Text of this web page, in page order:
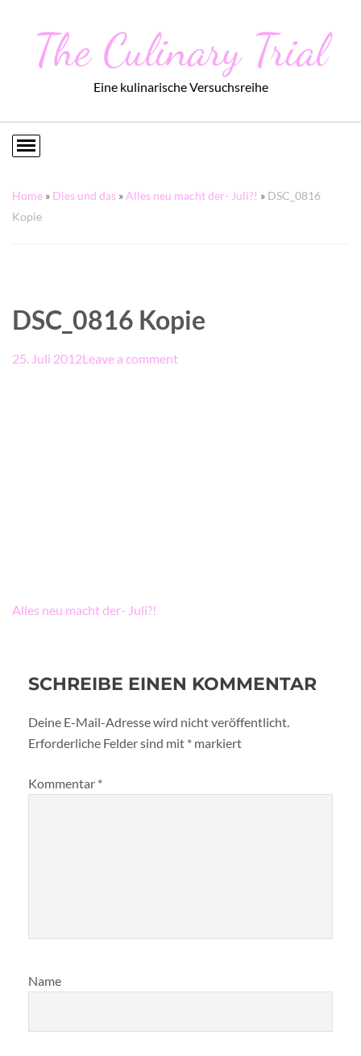
The Culinary Trial
Eine kulinarische Versuchsreihe
Home » Dies und das »Alles neu macht der- Juli?! » DSC_0816
Kopie
DSC_0816 Kopie
25. Juli 2012Leave a comment
Beitragsnavigation
Alles neu macht der- Juli?!
SCHREIBE EINEN KOMMENTAR
Deine E-Mail-Adresse wird nicht veröffentlicht.
Erforderliche Felder sind mit * markiert
Kommentar *
Name